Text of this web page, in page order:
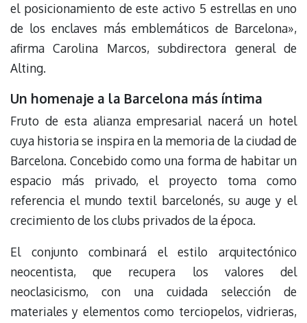
el posicionamiento de este activo 5 estrellas en uno
de los enclaves más emblemáticos de Barcelona»,
afirma Carolina Marcos, subdirectora general de
Alting.
Un homenaje a la Barcelona más íntima
Fruto de esta alianza empresarial nacerá un hotel
cuya historia se inspira en la memoria de la ciudad de
Barcelona. Concebido como una forma de habitar un
espacio más privado, el proyecto toma como
referencia el mundo textil barcelonés, su auge y el
crecimiento de los clubs privados de la época.
El conjunto combinará el estilo arquitectónico
neocentista, que recupera los valores del
neoclasicismo, con una cuidada selección de
materiales y elementos como terciopelos, vidrieras,